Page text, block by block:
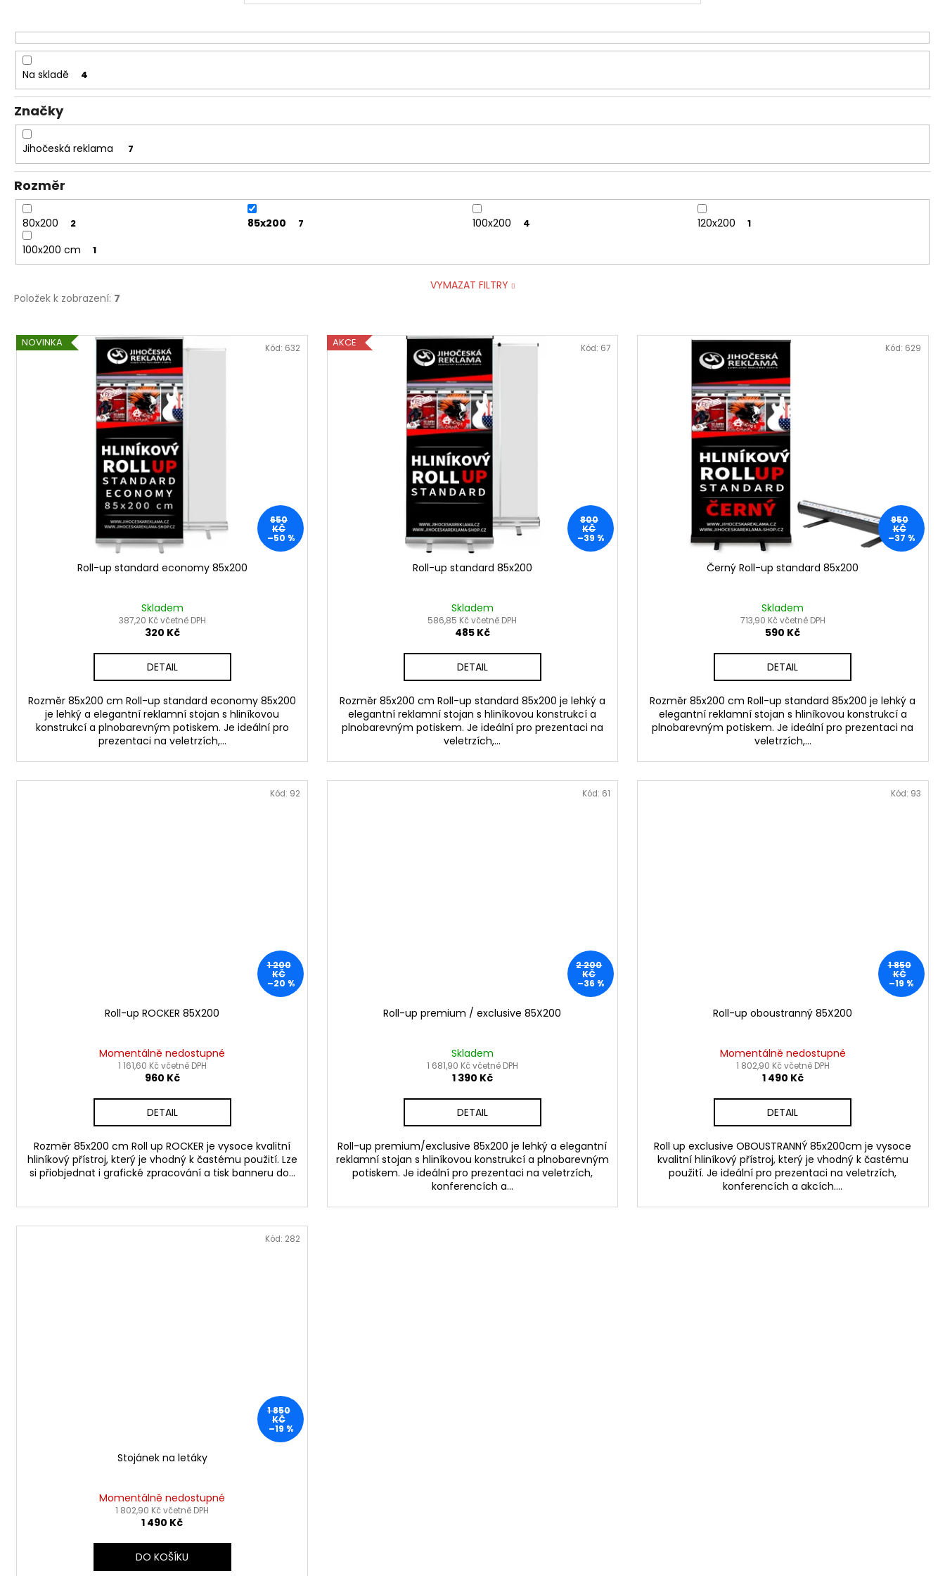
k
t
ůNa skladě 4
Značky
Jihočeská reklama 7
Rozměr
80x200 2 85x200 7 100x200 4 120x200 1
100x200 cm 1
VYMAZAT FILTRY
Položek k zobrazení: 7
V
ýNOVINKA
650
KČ
–50 %
Roll-up standard economy 85x200
Skladem
387,20 Kč včetně DPH
320 Kč
DETAIL
Rozměr 85x200 cm Roll-up standard economy 85x200
je lehký a elegantní reklamní stojan s hliníkovou
konstrukcí a plnobarevným potiskem. Je ideální pro
prezentaci na veletrzích,...
Kód: 632 AKCE
800
KČ
–39 %
Roll-up standard 85x200
Skladem
586,85 Kč včetně DPH
485 Kč
DETAIL
Rozměr 85x200 cm Roll-up standard 85x200 je lehký a
elegantní reklamní stojan s hliníkovou konstrukcí a
plnobarevným potiskem. Je ideální pro prezentaci na
veletrzích,...
Kód: 67
950
KČ
–37 %
Černý Roll-up standard 85x200
Skladem
713,90 Kč včetně DPH
590 Kč
DETAIL
Rozměr 85x200 cm Roll-up standard 85x200 je lehký a
elegantní reklamní stojan s hliníkovou konstrukcí a
plnobarevným potiskem. Je ideální pro prezentaci na
veletrzích,...
Kód: 629
1 200
KČ
–20 %
Roll-up ROCKER 85X200
Momentálně nedostupné
1 161,60 Kč včetně DPH
960 Kč
DETAIL
Rozměr 85x200 cm Roll up ROCKER je vysoce kvalitní
hliníkový přístroj, který je vhodný k častému použití. Lze
si přiobjednat i grafické zpracování a tisk banneru do...
Kód: 92
2 200
KČ
–36 %
Roll-up premium / exclusive 85X200
Skladem
1 681,90 Kč včetně DPH
1 390 Kč
DETAIL
Roll-up premium/exclusive 85x200 je lehký a elegantní
reklamní stojan s hliníkovou konstrukcí a plnobarevným
potiskem. Je ideální pro prezentaci na veletrzích,
konferencích a...
Kód: 61
1 850
KČ
–19 %
Roll-up oboustranný 85X200
Momentálně nedostupné
1 802,90 Kč včetně DPH
1 490 Kč
DETAIL
Roll up exclusive OBOUSTRANNÝ 85x200cm je vysoce
kvalitní hliníkový přístroj, který je vhodný k častému
použití. Je ideální pro prezentaci na veletrzích,
konferencích a akcích....
Kód: 93
1 850
KČ
–19 %
Stojánek na letáky
Momentálně nedostupné
1 802,90 Kč včetně DPH
1 490 Kč
DO KOŠÍKU
Kód: 282
485 Kč
Původně:3 500 Kč